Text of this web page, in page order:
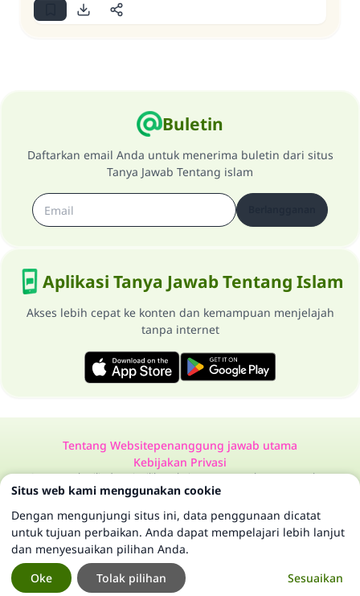
Buletin
Daftarkan email Anda untuk menerima buletin dari situs
Tanya Jawab Tentang islam
Aplikasi Tanya Jawab Tentang Islam
Akses lebih cepat ke konten dan kemampuan menjelajah
tanpa internet
Tentang Websitepenanggung jawab utama
Kebijakan Privasi
Semua Hak Dilindungi Milik Website Tanya Jawab Tentang Islam
1997-2025 ©
Situs web kami menggunakan cookie
Dengan mengunjungi situs ini, data penggunaan dicatat
untuk tujuan perbaikan. Anda dapat mempelajari lebih lanjut
dan menyesuaikan pilihan Anda.
Sesuaikan
Tolak pilihan
Oke